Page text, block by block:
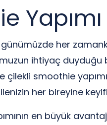
Yapımı
günümüzde her
ihtiyaç duyduğu
çilekli smoothie
her bireyine
en büyük